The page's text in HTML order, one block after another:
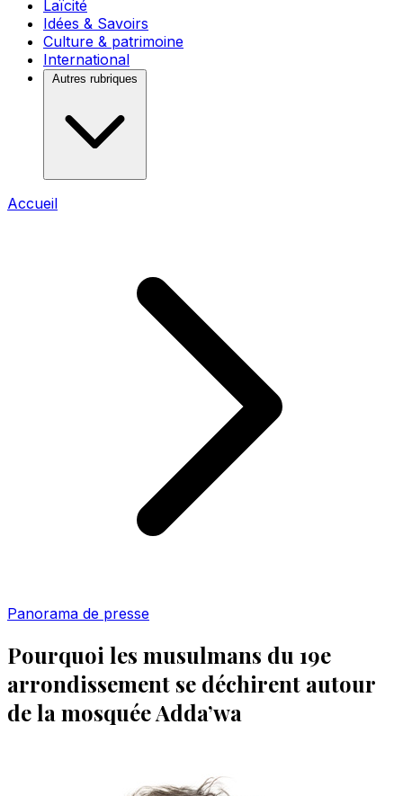
Laïcité
Idées & Savoirs
Culture & patrimoine
International
Autres rubriques
Accueil
Panorama de presse
Pourquoi les musulmans du 19e
arrondissement se déchirent autour
de la mosquée Adda’wa